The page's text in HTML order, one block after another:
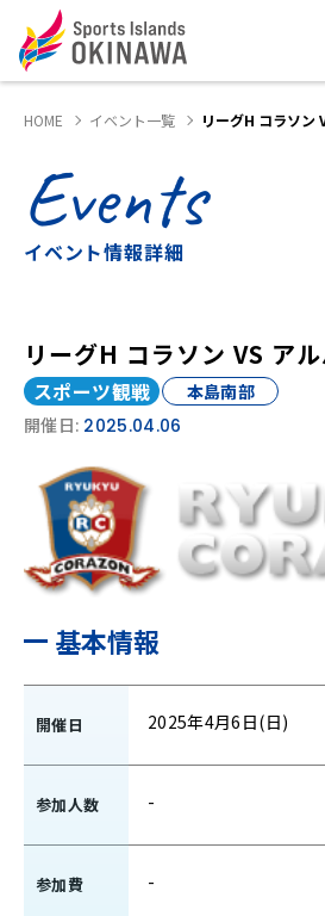
HOME イベント一覧 リーグH コラソン
Events
イベント情報詳細
リーグH コラソン VS ア
スポーツ観戦
本島南部
開催日: 2025.04.06
基本情報
開催日 2025年4月6日(日)
参加人数 -
参加費 -